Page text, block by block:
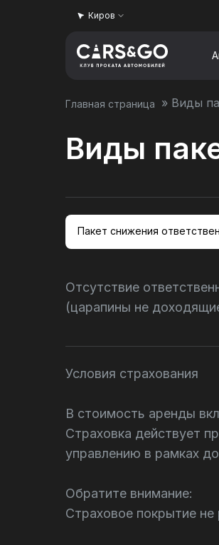
Киров
Главная страница » Виды
Виды
Пакет снижения
Отсутствие
(царапины не
Условия страхования
В стоимость аренды
Страховка действует
управлению в рамках
Обратите внимание:
Страховое покрытие